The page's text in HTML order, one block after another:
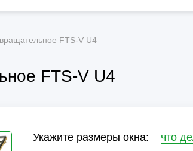
FTS-V U4
FTS-V U4
Укажите размеры окна: что